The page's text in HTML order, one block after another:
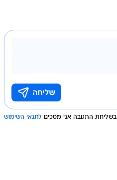
בשליחת התגובה אני מסכים לתנאי השימוש